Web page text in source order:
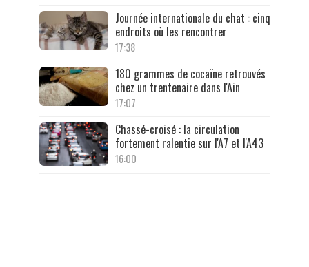
Journée internationale du chat : cinq
endroits où les rencontrer
17:38
180 grammes de cocaïne retrouvés
chez un trentenaire dans l'Ain
17:07
Chassé-croisé : la circulation
fortement ralentie sur l'A7 et l'A43
16:00